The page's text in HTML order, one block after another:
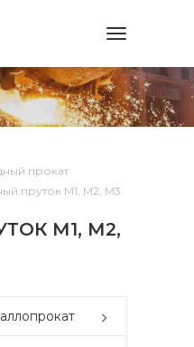
Toggle
прокат
пруток М1, М2, М3
М1, М2,